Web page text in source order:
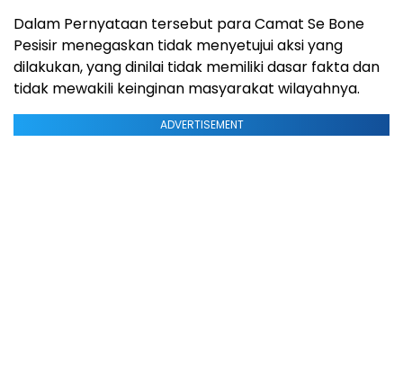
Dalam Pernyataan tersebut para Camat Se Bone
Pesisir menegaskan tidak menyetujui aksi yang
dilakukan, yang dinilai tidak memiliki dasar fakta dan
tidak mewakili keinginan masyarakat wilayahnya.
ADVERTISEMENT